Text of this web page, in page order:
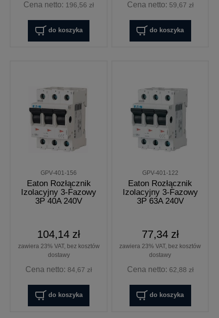
Cena netto: 196,56 zł
do koszyka
Cena netto: 59,67 zł
do koszyka
GPV-401-156
Eaton Rozłącznik
Izolacyjny 3-Fazowy
3P 40A 240V
104,14 zł
zawiera 23% VAT, bez kosztów
dostawy
Cena netto: 84,67 zł
do koszyka
GPV-401-122
Eaton Rozłącznik
Izolacyjny 3-Fazowy
3P 63A 240V
77,34 zł
zawiera 23% VAT, bez kosztów
dostawy
Cena netto: 62,88 zł
do koszyka